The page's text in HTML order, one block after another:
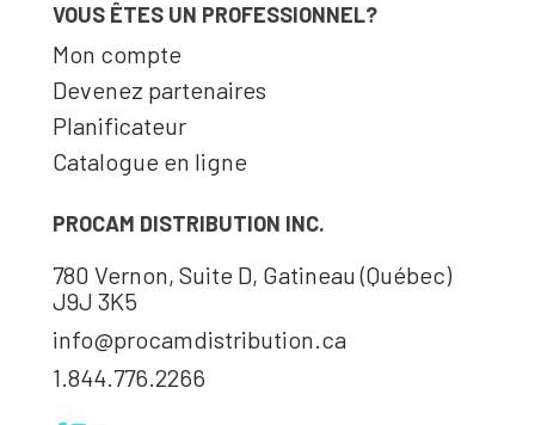
VOUS ÊTES UN PROFESSIONNEL?
Mon compte
Devenez partenaires
Planificateur
Catalogue en ligne
PROCAM DISTRIBUTION INC.
780 Vernon, Suite D, Gatineau (Québec)
J9J 3K5
info@procamdistribution.ca
1.844.776.2266